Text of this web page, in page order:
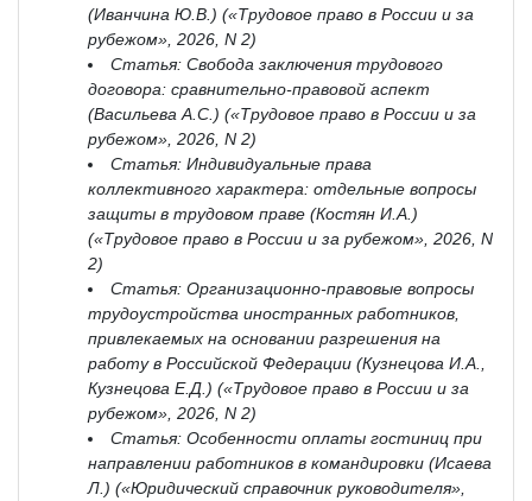
(Иванчина Ю.В.) («Трудовое право в России и за
рубежом», 2026, N 2)
Статья: Свобода заключения трудового
договора: сравнительно-правовой аспект
(Васильева А.С.) («Трудовое право в России и за
рубежом», 2026, N 2)
Статья: Индивидуальные права
коллективного характера: отдельные вопросы
защиты в трудовом праве (Костян И.А.)
(«Трудовое право в России и за рубежом», 2026, N
2)
Статья: Организационно-правовые вопросы
трудоустройства иностранных работников,
привлекаемых на основании разрешения на
работу в Российской Федерации (Кузнецова И.А.,
Кузнецова Е.Д.) («Трудовое право в России и за
рубежом», 2026, N 2)
Статья: Особенности оплаты гостиниц при
направлении работников в командировки (Исаева
Л.) («Юридический справочник руководителя»,